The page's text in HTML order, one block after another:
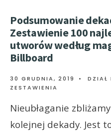
Podsumowanie
Zestawienie 100
utworów według
Billboard
30 GRUDNIA, 2019 • DZIAŁ
ZESTAWIENIA
Nieubłaganie
kolejnej dekady. Jest